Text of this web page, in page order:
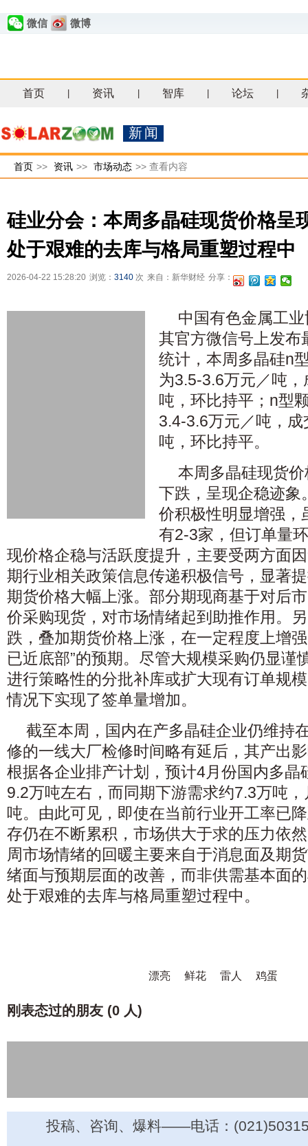
微信 微博
首页 资讯 智库 论坛
新闻
首页 >> 资讯 >> 市场动态 >> 查看内容
硅业分会：本周多晶硅现货价格呈
处于艰难的去库与格局重塑过程中
2026-04-22 15:28:20 浏览： 3140 次 来自：新华财经 分享：
中国有色金属工
其官方微信号上发布
统计，本周多晶硅n
为3.5-3.6万元／吨
吨，环比持平；n型
3.4-3.6万元／吨，
吨，环比持平。
本周多晶硅现货
下跌，呈现企稳迹象
价积极性明显增强，
有2-3家，但订单量
现价格企稳与活跃度提升，主要受两方面
期行业相关政策信息传递积极信号，显著
期货价格大幅上涨。部分期现商基于对后
价采购现货，对市场情绪起到助推作用。
跌，叠加期货价格上涨，在一定程度上增
已近底部”的预期。尽管大规模采购仍显谨
进行策略性的分批补库或扩大现有订单规
情况下实现了签单量增加。
截至本周，国内在产多晶硅企业仍维持
修的一线大厂检修时间略有延后，其产出
根据各企业排产计划，预计4月份国内多晶
9.2万吨左右，而同期下游需求约7.3万吨
吨。由此可见，即使在当前行业开工率已
存仍在不断累积，市场供大于求的压力依
周市场情绪的回暖主要来自于消息面及期
绪面与预期层面的改善，而非供需基本面
处于艰难的去库与格局重塑过程中。
漂亮 鲜花 雷人 鸡蛋
刚表态过的朋友 (0 人)
投稿、咨询、爆料——电话：